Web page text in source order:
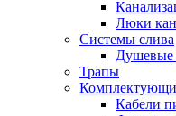
Условия возврата
Люки
Системы слива
Душевые
Трапы
Кабели